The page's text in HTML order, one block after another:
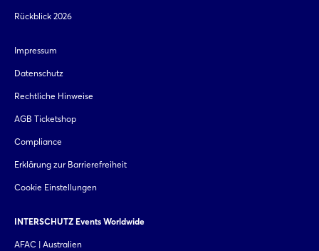
Rückblick 2026
Impressum
Datenschutz
Rechtliche Hinweise
AGB Ticketshop
Compliance
Erklärung zur Barrierefreiheit
Cookie Einstellungen
INTERSCHUTZ Events Worldwide
AFAC | Australien